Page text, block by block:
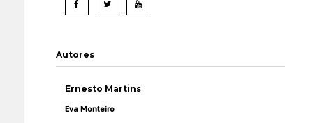
Autores
Ernesto Martins
Eva Monteiro